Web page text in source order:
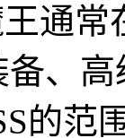
通
、
的范